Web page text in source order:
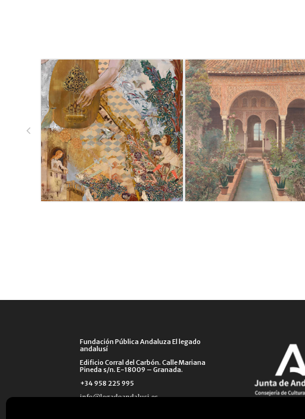
Fundación Pública Andaluza El legado
andalusí
Edificio Corral del Carbón. Calle Mariana
Pineda s/n. E-18009 – Granada.
+34 958 225 995
info@legadoandalusi.es